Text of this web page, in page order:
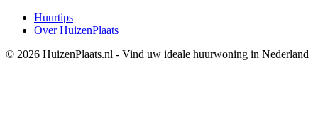
Huurtips
Over HuizenPlaats
© 2026 HuizenPlaats.nl - Vind uw ideale huurwoning in Nederland